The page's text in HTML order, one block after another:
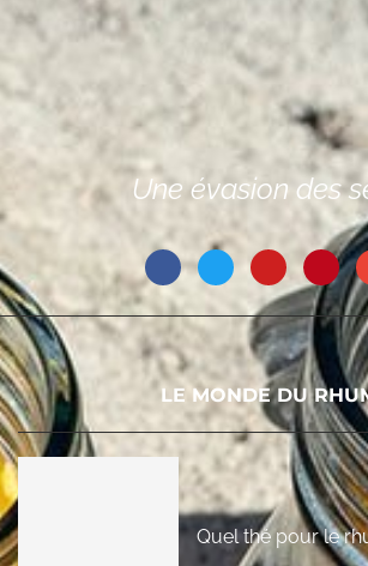
Une évasion des
LE MONDE DU
Quel thé pour le